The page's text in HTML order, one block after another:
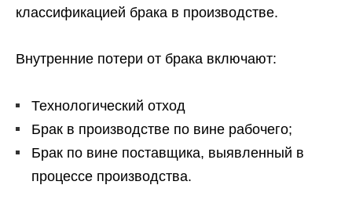
классификацией брака в производстве.
Внутренние потери от брака включают:
Технологический отход
Брак в производстве по вине рабочего;
Брак по вине поставщика, выявленный в
процессе производства.